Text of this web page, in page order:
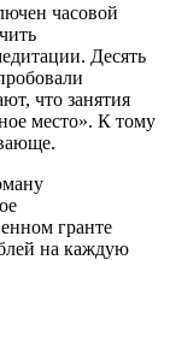
часовой
Десять
что занятия
место». К тому
гранте
на каждую